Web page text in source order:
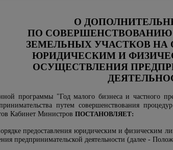
О
ПО СОВЕРШЕНСТВОВАНИЮ
ЗЕМЕЛЬНЫХ УЧАСТКОВ НА
ЮРИДИЧЕСКИМ И
ОСУЩЕСТВЛЕНИЯ
программы "Год малого бизнеса и частного
путем совершенствования
Кабинет Министров ПОСТАНОВЛЯЕТ:
предоставления юридическим и физическим
предпринимательской деятельности (далее -